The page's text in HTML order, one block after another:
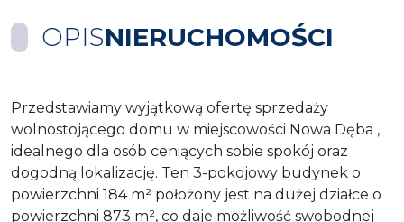
OPISNIERUCHOMOŚCI
Przedstawiamy wyjątkową ofertę sprzedaży
wolnostojącego domu w miejscowości Nowa Dęba ,
idealnego dla osób ceniących sobie spokój oraz
dogodną lokalizację. Ten 3-pokojowy budynek o
powierzchni 184 m² położony jest na dużej działce o
powierzchni 873 m², co daje możliwość swobodnej